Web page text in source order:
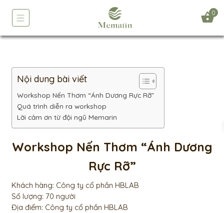
0
Nội dung bài viết
Workshop Nến Thơm “Ánh Dương Rực Rỡ”
Quá trình diễn ra workshop
Lời cảm ơn từ đội ngũ Memarin
Workshop Nến Thơm “Ánh Dương
Rực Rỡ”
Khách hàng: Công ty cổ phần HBLAB
Số lượng: 70 người
Địa điểm: Công ty cổ phần HBLAB